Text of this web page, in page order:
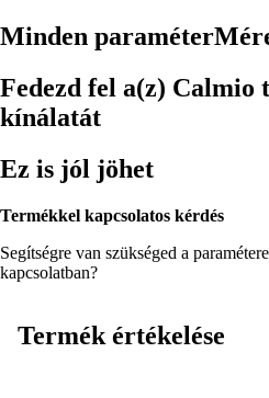
Minden paraméter
Fedezd fel a(z) Calmio
kínálatát
Ez is jól jöhet
Termékkel kapcsolatos kérdés
Segítségre van szükséged a
kapcsolatban?
Termék értékelése